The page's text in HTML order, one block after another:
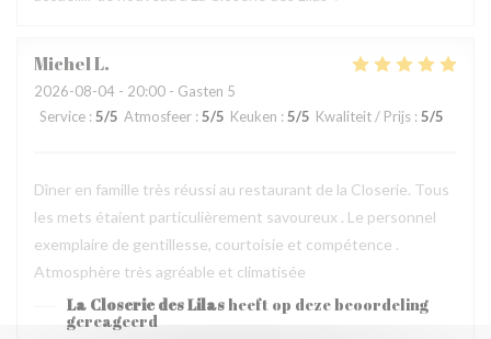
MichelL
2026-08-04 - 20:00 - Gasten 5
Service : 5/5 Atmosfeer : 5/5 Keuken : 5/5 Kwaliteit / Prijs : 5/5
Dîner en famille très réussi au restaurant de la Closerie. Tous
les mets étaient particulièrement savoureux . Le personnel
exemplaire de gentillesse, courtoisie et compétence .
Atmosphère très agréable et climatisée
La Closerie des Lilasheeft op deze beoordeling
gereageerd